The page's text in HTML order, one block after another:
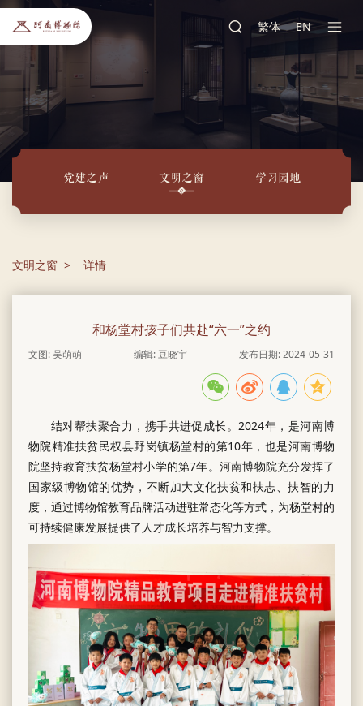
繁体 EN
党建之声 文明之窗 学习园地
文明之窗 详情
和杨堂村孩子们共赴“六一”之约
文图: 吴萌萌 编辑: 豆晓宇 发布日期: 2024-05-31
结对帮扶聚合力，携手共进促成长。2024年，是河南博
物院精准扶贫民权县野岗镇杨堂村的第10年，也是河南博物
院坚持教育扶贫杨堂村小学的第7年。河南博物院充分发挥了
国家级博物馆的优势，不断加大文化扶贫和扶志、扶智的力
度，通过博物馆教育品牌活动进驻常态化等方式，为杨堂村的
可持续健康发展提供了人才成长培养与智力支撑。